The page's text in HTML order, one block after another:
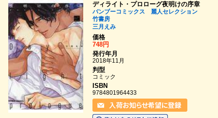
ディライト・プロローグ夜明けの序章
バンブーコミックス 麗人セレクション
竹書房
三月えみ
価格
748円
発行年月
2018年11月
判型
コミック
ISBN
9784801964433